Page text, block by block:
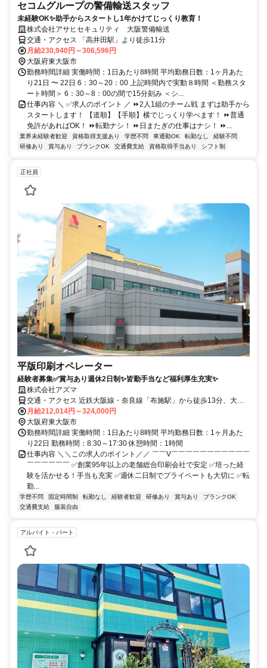
セコムグループの警備輸送スタッフ
未経験OK✨助手からスタートし1年かけてじっくり教育！
株式会社アサヒセキュリティ 大阪警備輸送
交通・アクセス 「高井田駅」より徒歩11分
月給230,940円～306,596円
大阪府東大阪市
勤務時間詳細 実働時間：1日あたり8時間 平均勤務日数：1ヶ月あた
り21日 〜 22日 6：30～20：00 上記時間内で実動８時間 ＜勤務スタ
ート時間＞ 6：30～8：00の間で15分刻み ＜シ...
仕事内容 ＼ ✅求人のポイント ／ ⏩2人1組のチーム戦 まずは助手から
スタートします！ 【道順】【手順】横でじっくり学べます！ ⏩普通
免許があればOK！ ⏩転勤ナシ！ ⏩日またぎの仕事はナシ！ ⏩...
業界未経験者歓迎 資格取得支援あり 学歴不問 車通勤OK 転勤なし
経験不問
研修あり
賞与あり ブランクOK 交通費支給 資格取得手当あり シフト制
正社員
平版印刷オペレーター
経験者募集✅賞与あり週休2日制✨皆勤手当など福利厚生充実✨
株式会社アズマ
交通・アクセス 近鉄大阪線・奈良線「布施駅」から徒歩13分、大阪
メトロ千日前線「新深江駅」から徒歩13分
月給212,014円～324,000円
大阪府東大阪市
勤務時間詳細 実働時間：1日あたり8時間 平均勤務日数：1ヶ月あた
り22日 勤務時間：8:30～17:30 休憩時間：1時間
仕事内容 ＼＼この求人のポイント／／ ￣￣V￣￣￣￣￣￣￣￣￣￣￣
￣￣￣￣￣￣ ✅創業95年以上の老舗総合印刷会社で安定 ✅培った経
験を活かせる！手当も充実 ✅週休二日制でプライベートも大切に ✅転
勤...
学歴不問 固定時間制 転勤なし 経験者歓迎 研修あり 賞与あり
ブランクOK
交通費支給
服装自由
アルバイト・パート